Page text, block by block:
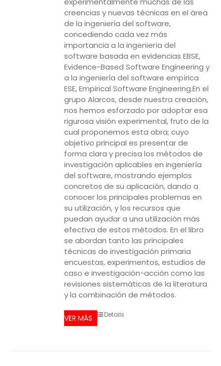
creencias y nuevas técnicas en el área
de la ingeniería del software,
concediendo cada vez más
importancia a la ingeniería del
software basada en evidencias EBSE,
Evidence-Based Software Engineering y
a la ingeniería del software empírica
ESE, Empirical Software Engineering.En el
grupo Alarcos, desde nuestra creación,
nos hemos esforzado por adoptar esa
rigurosa visión experimental, fruto de la
cual proponemos esta obra; cuyo
objetivo principal es presentar de
forma clara y precisa los métodos de
investigación aplicables en ingeniería
del software, mostrando ejemplos
concretos de su aplicación, dando a
conocer los principales problemas en
su utilización, y los recursos que
puedan ayudar a una utilización más
efectiva de estos métodos. En el libro
se abordan tanto las principales
técnicas de investigación primaria
encuestas, experimentos, estudios de
caso e investigación-acción como las
revisiones sistemáticas de la literatura
y la combinación de métodos.
VER MÁS Details